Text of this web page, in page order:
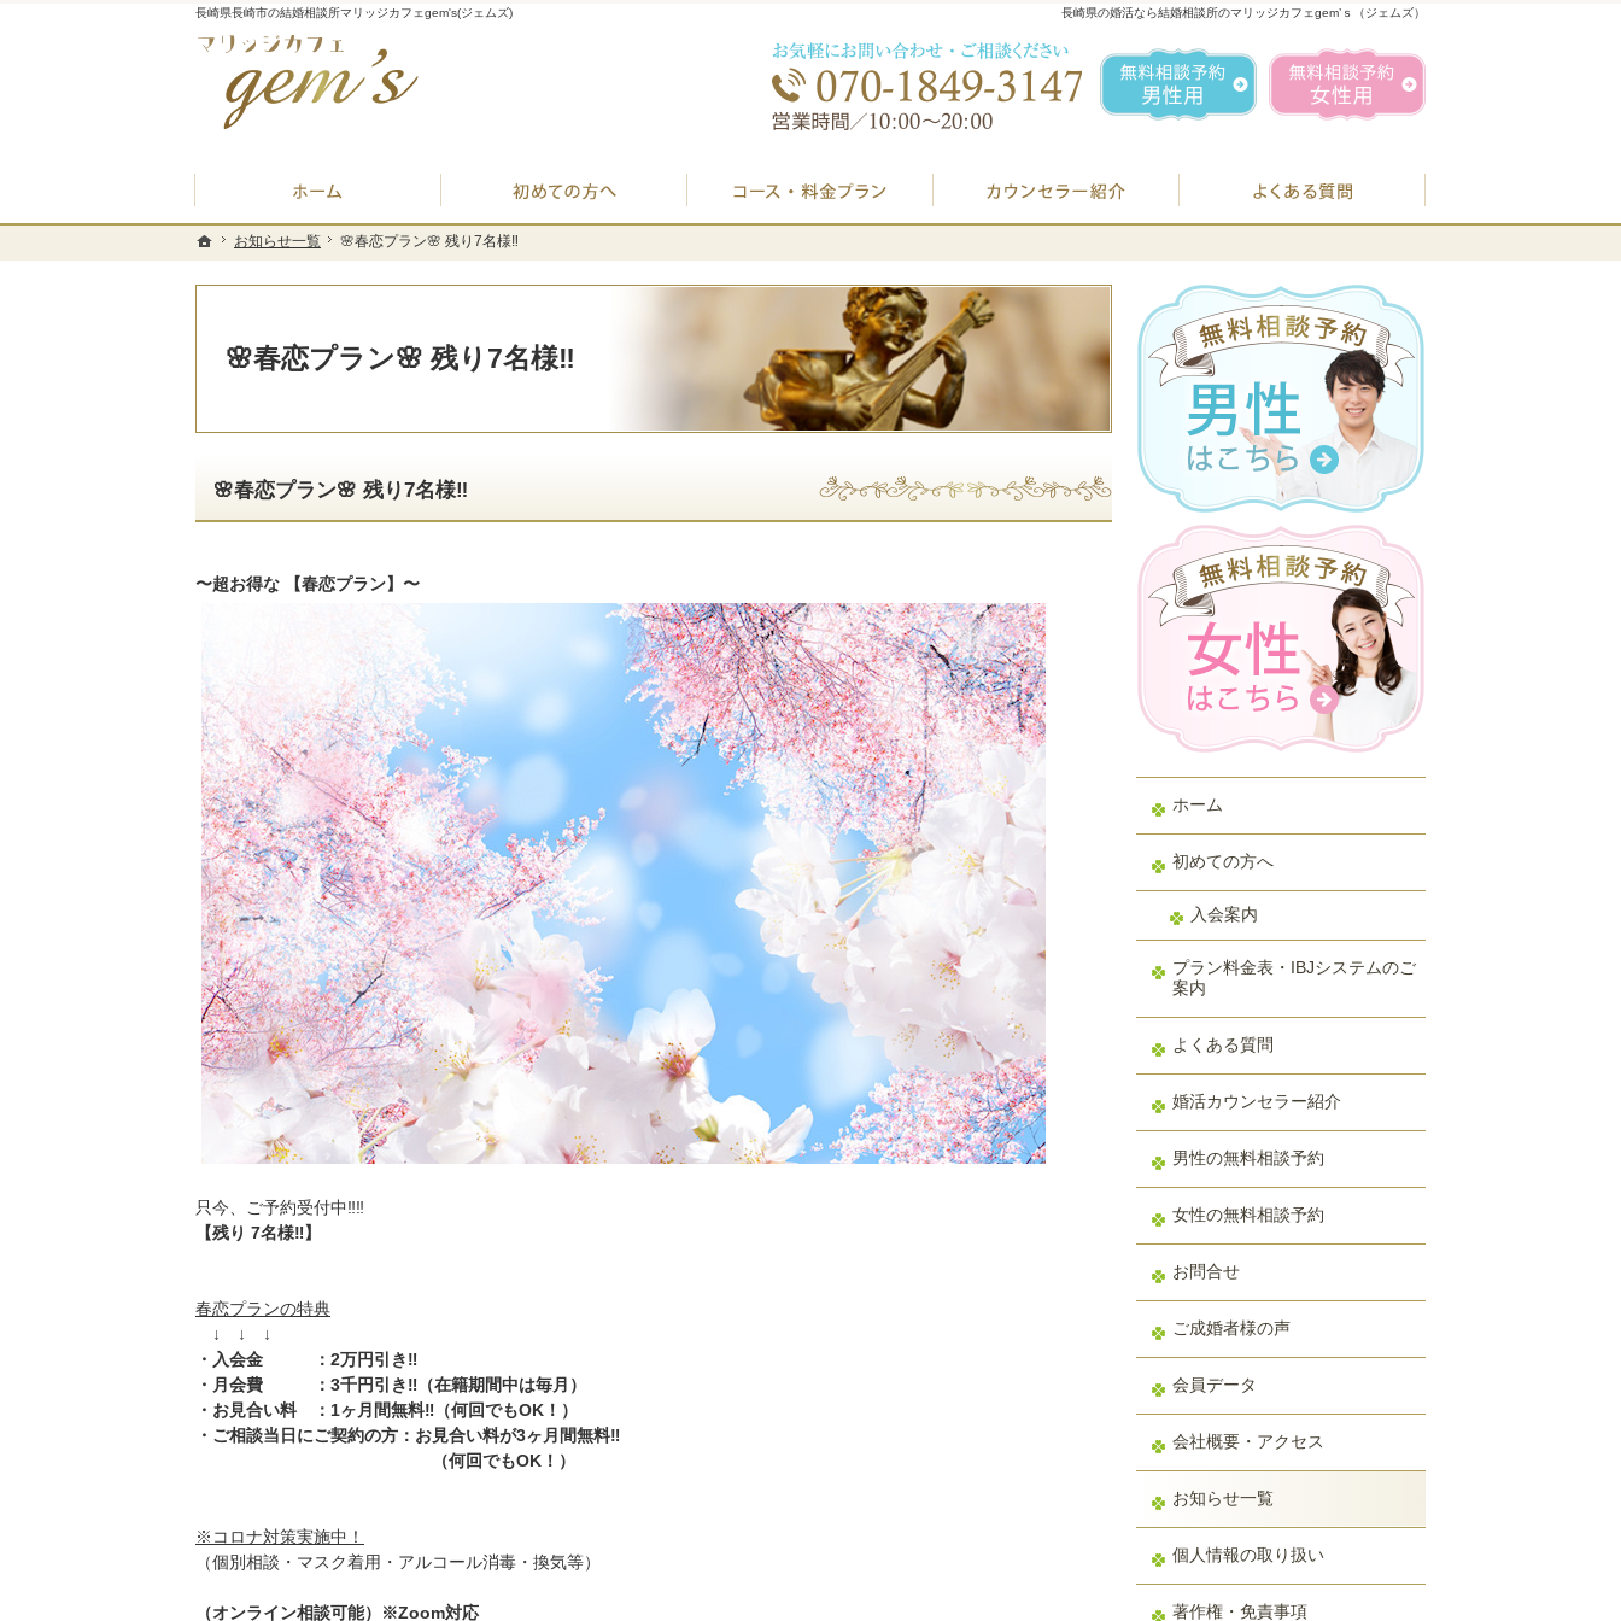
ホーム
お知らせ一覧 🌸春恋プラン🌸 残り7名様‼️
🌸春恋プラン🌸 残り7名様‼️
長崎県の婚活なら結婚相談所のマリッジカフェgem’ｓ（ジェムズ）
長崎県長崎市の結婚相談所マリッジカフェgem's(ジェムズ)
🌸春恋プラン🌸 残り7名様‼️
〜超お得な 【春恋プラン】〜
只今、ご予約受付中‼️‼️
【残り 7名様‼️】
春恋プランの特典
↓ ↓ ↓
・入会金 ：2万円引き‼️
・月会費 ：3千円引き‼️（在籍期間中は毎月）
・お見合い料 ：1ヶ月間無料‼️（何回でもOK！）
・ご相談当日にご契約の方：お見合い料が3ヶ月間無料‼️
（何回でもOK！）
※コロナ対策実施中！
（個別相談・マスク着用・アルコール消毒・換気等）
（オンライン相談可能）※Zoom対応
ホーム
初めての方へ
入会案内
プラン料金表・IBJシステムのご
案内
よくある質問
婚活カウンセラー紹介
男性の無料相談予約
女性の無料相談予約
お問合せ
ご成婚者様の声
会員データ
会社概要・アクセス
お知らせ一覧
個人情報の取り扱い
著作権・免責事項
070-1849-3147
無料相談予約男性用
ホーム
お知らせ一覧 🌸春恋プラン🌸 残り7名様‼️